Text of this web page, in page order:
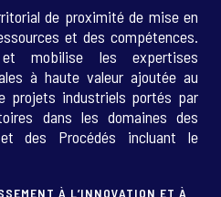
de proximité de mise en
et des compétences.
mobilise les expertises
à haute valeur ajoutée au
projets industriels portés par
dans les domaines des
et des Procédés incluant le
À L’INNOVATION ET À